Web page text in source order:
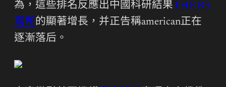
為，這些排名反應出中國科研結果THE R3
寓所的顯著增長，并正告稱american正在
逐漸落后。